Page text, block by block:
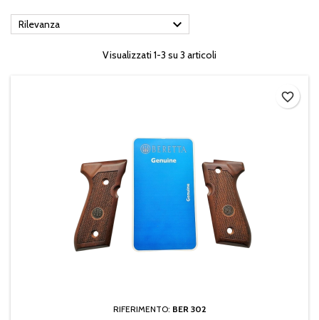
Rilevanza 
Visualizzati 1-3 su 3 articoli
RIFERIMENTO: BER 302
favorite_border